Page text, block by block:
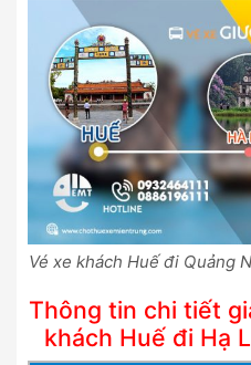
Vé xe khách Huế đi Quảng
Thông tin chi tiết
khách Huế đi Hạ